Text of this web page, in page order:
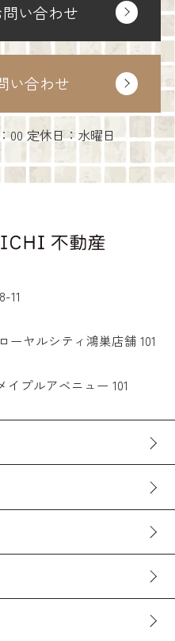
い合わせ
い合わせ
00 定休日：水曜日
11
ーヤルシティ鴻巣店舗 101
プルアベニュー 101